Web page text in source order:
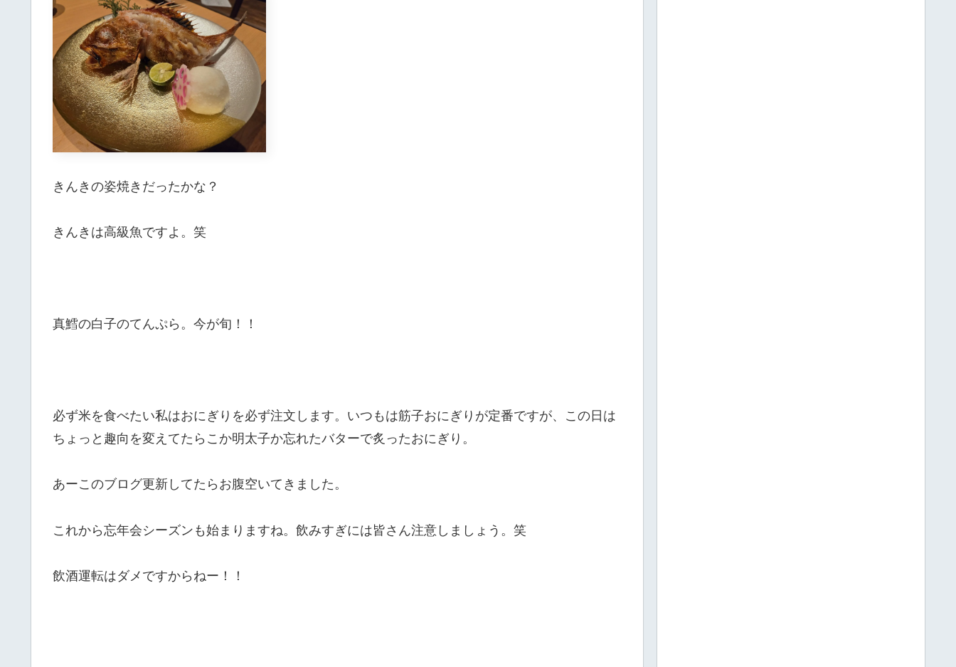
きんきの姿焼きだったかな？
きんきは高級魚ですよ。笑
真鱈の白子のてんぷら。今が旬！！
必ず米を食べたい私はおにぎりを必ず注文します。いつもは筋子おにぎりが定番ですが、この日は
ちょっと趣向を変えてたらこか明太子か忘れたバターで炙ったおにぎり。
あーこのブログ更新してたらお腹空いてきました。
これから忘年会シーズンも始まりますね。飲みすぎには皆さん注意しましょう。笑
飲酒運転はダメですからねー！！